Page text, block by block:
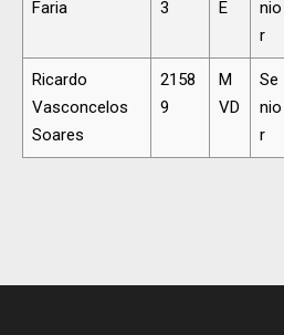
Faria
3
E
nio
r
Ricardo
Vasconcelos
Soares
2158
9
M
VD
Se
nio
r